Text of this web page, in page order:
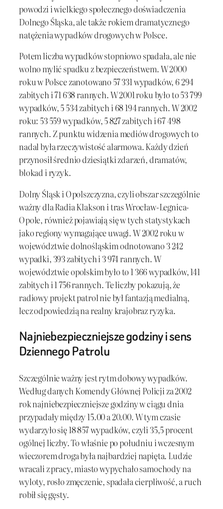
powodzi i wielkiego społecznego doświadczenia
Dolnego Śląska, ale także rokiem dramatycznego
natężenia wypadków drogowych w Polsce.
Potem liczba wypadków stopniowo spadała, ale nie
wolno mylić spadku z bezpieczeństwem. W 2000
roku w Polsce zanotowano 57 331 wypadków, 6 294
zabitych i 71 638 rannych. W 2001 roku było to 53 799
wypadków, 5 534 zabitych i 68 194 rannych. W 2002
roku: 53 559 wypadków, 5 827 zabitych i 67 498
rannych. Z punktu widzenia mediów drogowych to
nadal była rzeczywistość alarmowa. Każdy dzień
przynosił średnio dziesiątki zdarzeń, dramatów,
blokad i ryzyk.
Dolny Śląsk i Opolszczyzna, czyli obszar szczególnie
ważny dla Radia Klakson i tras Wrocław-Legnica-
Opole, również pojawiają się w tych statystykach
jako regiony wymagające uwagi. W 2002 roku w
województwie dolnośląskim odnotowano 3 242
wypadki, 393 zabitych i 3 974 rannych. W
województwie opolskim było to 1 366 wypadków, 141
zabitych i 1 756 rannych. Te liczby pokazują, że
radiowy projekt patrol nie był fantazją medialną,
lecz odpowiedzią na realny krajobraz ryzyka.
Najniebezpieczniejsze godziny i sens
Dziennego Patrolu
Szczególnie ważny jest rytm dobowy wypadków.
Według danych Komendy Głównej Policji za 2002
rok najniebezpieczniejsze godziny w ciągu dnia
przypadały między 15.00 a 20.00. W tym czasie
wydarzyło się 18 857 wypadków, czyli 35,5 procent
ogólnej liczby. To właśnie po południu i wczesnym
wieczorem droga była najbardziej napięta. Ludzie
wracali z pracy, miasto wypychało samochody na
wyloty, rosło zmęczenie, spadała cierpliwość, a ruch
robił się gęsty.